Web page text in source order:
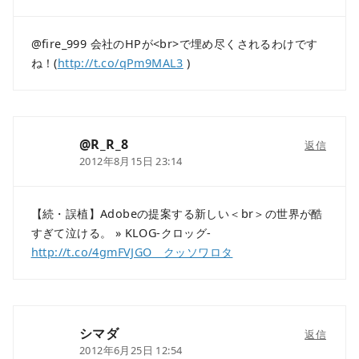
@fire_999 会社のHPが<br>で埋め尽くされるわけです
ね！(http://t.co/qPm9MAL3 )
@R_R_8
2012年8月15日 23:14
返信
【続・誤植】Adobeの提案する新しい＜br＞の世界が酷
すぎて泣ける。 » KLOG-クロッグ-
http://t.co/4gmFVJGO クッソワロタ
シマダ
2012年6月25日 12:54
返信